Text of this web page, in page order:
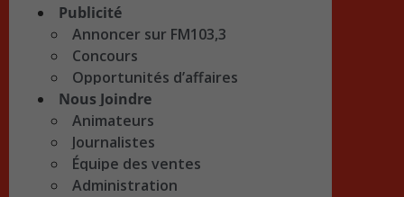
Publicité
Annoncer sur FM103,3
Concours
Opportunités d’affaires
Nous Joindre
Animateurs
Journalistes
Équipe des ventes
Administration